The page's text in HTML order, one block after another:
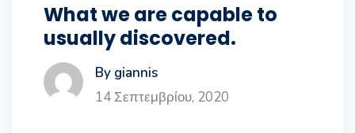
What we are capable to
usually discovered.
By giannis
14 Σεπτεμβρίου, 2020